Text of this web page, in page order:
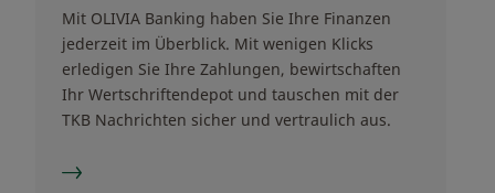
Mit OLIVIA Banking haben Sie Ihre Finanzen
jederzeit im Überblick. Mit wenigen Klicks
erledigen Sie Ihre Zahlungen, bewirtschaften
Ihr Wertschriftendepot und tauschen mit der
TKB Nachrichten sicher und vertraulich aus.